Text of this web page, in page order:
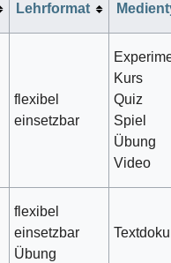
Lehrformat
flexibel
einsetzbar
Kurs
Quiz
Spiel
Übung
Video
flexibel
einsetzbar
Übung